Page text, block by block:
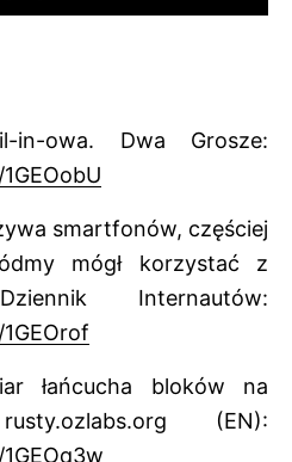
in-owa. Dwa Grosze:
smartfonów, częściej
mógł korzystać z
Internautów:
łańcucha bloków na
(EN):